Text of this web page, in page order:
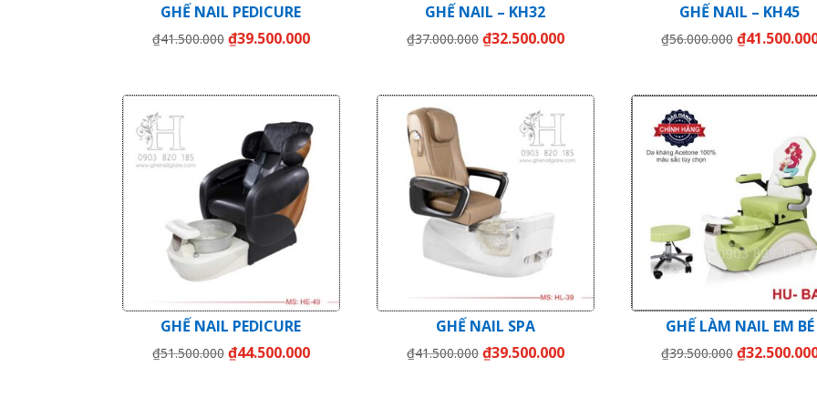
GHẾ NAIL PEDICURE
₫41.500.000 Giá
₫41.500.000.
₫39.500.000Giá
là:
₫39.500.000.
GHẾ NAIL – KH32
₫37.000.000 Giá
₫37.000.000.
₫32.500.000Giá
là:
₫32.500.000.
GHẾ NAIL – KH45
₫56.000.000 Giá
₫56.000.000.
₫
Giảm giá!
GHẾ NAIL PEDICURE
₫51.500.000 Giá
₫44.500.000Giá
Giảm giá!
GHẾ NAIL SPA
₫41.500.000 Giá
₫39.500.000Giá
Giảm giá!
GHẾ LÀM NAIL EM BÉ
₫39.500.000 Giá
₫